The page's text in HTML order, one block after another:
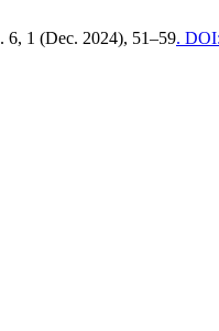
. 6, 1 (Dec. 2024), 51–59.